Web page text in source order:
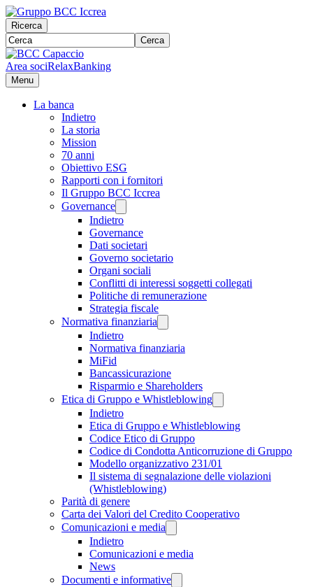
Ricerca
Cerca
Area sociRelaxBanking
Menu
La banca
Indietro
La storia
Mission
70 anni
Obiettivo ESG
Rapporti con i fornitori
Il Gruppo BCC Iccrea
Governance
Indietro
Governance
Dati societari
Governo societario
Organi sociali
Conflitti di interessi soggetti collegati
Politiche di remunerazione
Strategia fiscale
Normativa finanziaria
Indietro
Normativa finanziaria
MiFid
Bancassicurazione
Risparmio e Shareholders
Etica di Gruppo e Whistleblowing
Indietro
Etica di Gruppo e Whistleblowing
Codice Etico di Gruppo
Codice di Condotta Anticorruzione di Gruppo
Modello organizzativo 231/01
Il sistema di segnalazione delle violazioni
(Whistleblowing)
Parità di genere
Carta dei Valori del Credito Cooperativo
Comunicazioni e media
Indietro
Comunicazioni e media
News
Documenti e informative